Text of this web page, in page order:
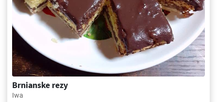
Brnianske rezy
Iwa